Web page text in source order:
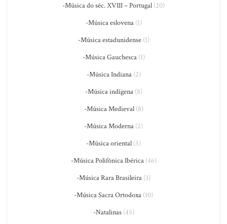
-Música do séc. XVIII – Portugal (20)
-Música eslovena(1)
-Música estadunidense(1)
-Música Gauchesca(1)
-Música Indiana(2)
-Música indígena(8)
-Música Medieval(8)
-Música Moderna (2)
-Música oriental (5)
-Música Polifônica Ibérica(46)
-Música Rara Brasileira (3)
-Música Sacra Ortodoxa (10)
-Natalinas(45)